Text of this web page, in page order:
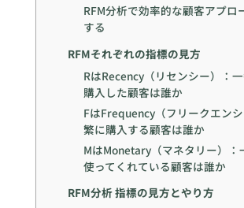
RFM分析で効率的な顧客アプロ
する
RFMそれぞれの指標の見方
RはRecency（リセンシー）：
購入した顧客は誰か
FはFrequency（フリークエン
繁に購入する顧客は誰か
MはMonetary（マネタリー）：
使ってくれている顧客は誰か
RFM分析 指標の見方とやり方